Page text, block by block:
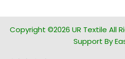
Copyright ©2026 UR Textile All
Support By